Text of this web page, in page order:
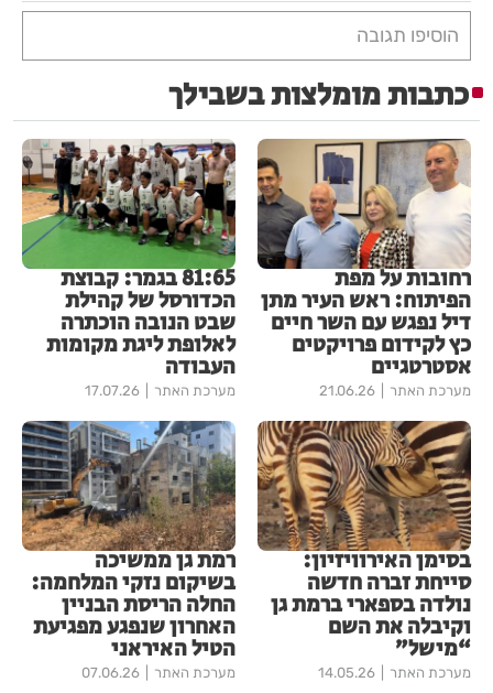
הוסיפו תגובה
כתבות מומלצות בשבילך
רחובות על מפת
הפיתוח: ראש העיר מתן
דיל נפגש עם השר חיים
כץ לקידום פרויקטים
אסטרטגיים
מערכת האתר 21.06.26
81:65 בגמר: קבוצת
הכדורסל של קהילת
שבט הנובה הוכתרה
לאלופת ליגת מקומות
העבודה
מערכת האתר 17.07.26
בסימן האירוויזיון:
סייחת זברה חדשה
נולדה בספארי ברמת גן
וקיבלה את השם
“מישל”
מערכת האתר 14.05.26
רמת גן ממשיכה
בשיקום נזקי המלחמה:
החלה הריסת הבניין
האחרון שנפגע מפגיעת
הטיל האיראני
מערכת האתר 07.06.26